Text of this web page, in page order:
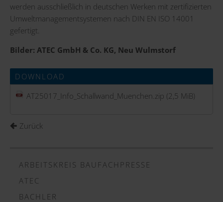
werden ausschließlich in deutschen Werken mit zertifizierten
Umweltmanagementsystemen nach DIN EN ISO 14001
gefertigt.
Bilder: ATEC GmbH & Co. KG, Neu Wulmstorf
DOWNLOAD
AT25017_Info_Schallwand_Muenchen.zip (2,5 MiB)
Zurück
ARBEITSKREIS BAUFACHPRESSE
ATEC
BACHLER